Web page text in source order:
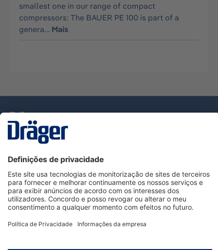
smallest one in our range of compact
compressors: The BAUER PE 100 is part of a
genera… Mais
Serviço de Apoio ao Cliente Dräger
Utilização da loja
Informações